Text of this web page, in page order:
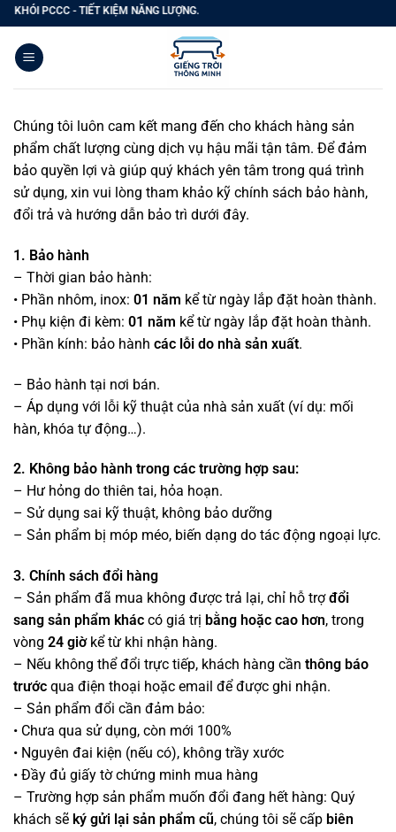
Bỏ
qua
nội
dung
PCCC - TIẾT KIỆM NĂNG LƯỢNG.
Chúng tôi luôn cam kết mang đến cho khách hàng sản
phẩm chất lượng cùng dịch vụ hậu mãi tận tâm. Để đảm
bảo quyền lợi và giúp quý khách yên tâm trong quá trình
sử dụng, xin vui lòng tham khảo kỹ chính sách bảo hành,
đổi trả và hướng dẫn bảo trì dưới đây.
1. Bảo hành
– Thời gian bảo hành:
• Phần nhôm, inox: 01 năm kể từ ngày lắp đặt hoàn thành.
• Phụ kiện đi kèm: 01 năm kể từ ngày lắp đặt hoàn thành.
• Phần kính: bảo hành các lỗi do nhà sản xuất.
– Bảo hành tại nơi bán.
– Áp dụng với lỗi kỹ thuật của nhà sản xuất (ví dụ: mối
hàn, khóa tự động…).
2. Không bảo hành trong các trường hợp sau:
– Hư hỏng do thiên tai, hỏa hoạn.
– Sử dụng sai kỹ thuật, không bảo dưỡng
– Sản phẩm bị móp méo, biến dạng do tác động ngoại lực.
3. Chính sách đổi hàng
– Sản phẩm đã mua không được trả lại, chỉ hỗ trợđổi
sang sản phẩm khác có giá trị bằng hoặc cao hơn, trong
vòng 24 giờkể từ khi nhận hàng.
– Nếu không thể đổi trực tiếp, khách hàng cần thông báo
trước qua điện thoại hoặc email để được ghi nhận.
– Sản phẩm đổi cần đảm bảo:
• Chưa qua sử dụng, còn mới 100%
• Nguyên đai kiện (nếu có), không trầy xước
• Đầy đủ giấy tờ chứng minh mua hàng
– Trường hợp sản phẩm muốn đổi đang hết hàng: Quý
khách sẽ ký gửi lại sản phẩm cũ, chúng tôi sẽ cấp biên